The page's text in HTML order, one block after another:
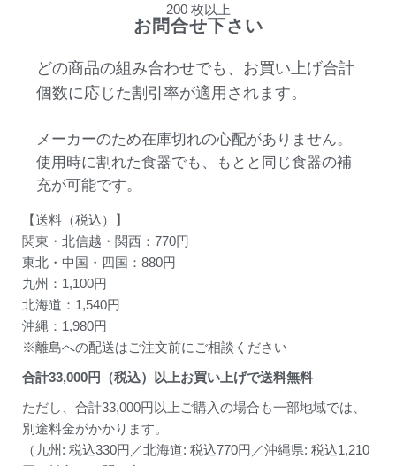
200 枚以上
お問合せ下さい
どの商品の組み合わせでも、お買い上げ合計
個数に応じた割引率が適用されます。
メーカーのため在庫切れの心配がありません。
使用時に割れた食器でも、もとと同じ食器の補
充が可能です。
【送料（税込）】
関東・北信越・関西：770円
東北・中国・四国：880円
九州：1,100円
北海道：1,540円
沖縄：1,980円
※離島への配送はご注文前にご相談ください
合計33,000円（税込）以上お買い上げで送料無料
ただし、合計33,000円以上ご購入の場合も一部地域では、
別途料金がかかります。
（九州: 税込330円／北海道: 税込770円／沖縄県: 税込1,210